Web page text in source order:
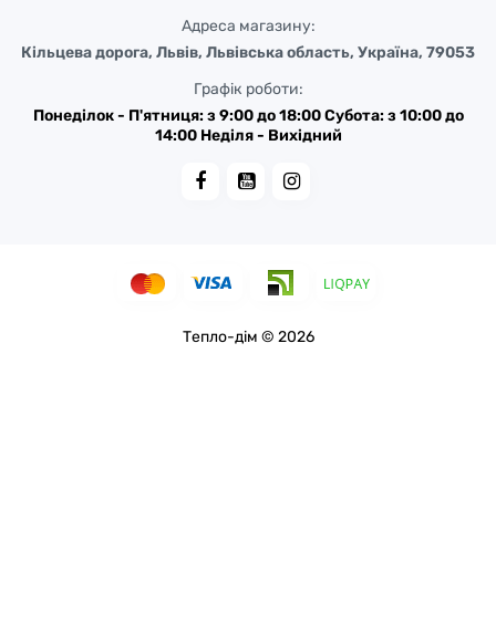
Адреса магазину:
Кільцева дорога, Львів, Львівська область, Україна, 79053
Графік роботи:
Понеділок - П'ятниця: з 9:00 до 18:00 Субота: з 10:00 до
14:00 Неділя - Вихідний
Тепло-дім © 2026